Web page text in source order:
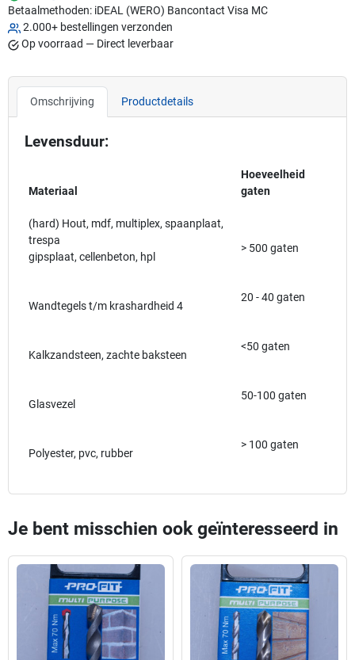
Betaalmethoden: iDEAL (WERO) Bancontact Visa MC
2.000+ bestellingen verzonden
Op voorraad — Direct leverbaar
Omschrijving Productdetails
Levensduur:
Materiaal
Hoeveelheid
gaten
(hard) Hout, mdf, multiplex, spaanplaat,
trespa
gipsplaat, cellenbeton, hpl
> 500 gaten
Wandtegels t/m krashardheid 4
20 - 40 gaten
Kalkzandsteen, zachte baksteen
<50 gaten
Glasvezel
50-100 gaten
Polyester, pvc, rubber
> 100 gaten
Je bent misschien ook geïnteresseerd in